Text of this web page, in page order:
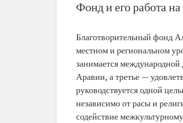
Фонд и его работа
Благотворительный фонд
местном и региональном
занимается
Аравии, а третье —
руководствуется одной
независимо от расы и
содействие